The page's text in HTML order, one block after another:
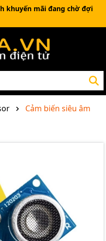
khuyến mãi đang chờ đợi
Cảm biến siêu âm